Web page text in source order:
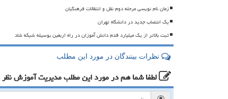
زمان نام نویسی مرحله دوم نقل و انتقالات فرهنگیان
یک انتصاب جدید در دانشگاه تهران
ثبت بالاتر از یک میلیارد قدم دانش آموزان در راه اربعین بوسیله شبکه شاد
نظرات بینندگان در مورد این مطلب
لطفا شما همدر مورد این مطلب مدیریت آموزش